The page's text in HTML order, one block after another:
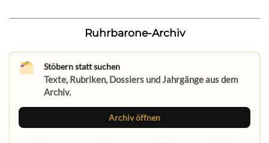
Ruhrbarone-Archiv
Stöbern statt suchen
Texte, Rubriken, Dossiers und Jahrgänge aus dem
Archiv.
Archiv öffnen